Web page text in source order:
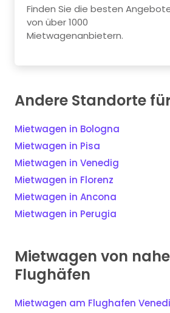
Finden Sie die besten
von über 1000
Mietwagenanbietern.
Andere Standorte
Mietwagen in Bologna
Mietwagen in Pisa
Mietwagen in Venedig
Mietwagen in Florenz
Mietwagen in Ancona
Mietwagen in Perugia
Mietwagen von
Flughäfen
Mietwagen am Flughafen